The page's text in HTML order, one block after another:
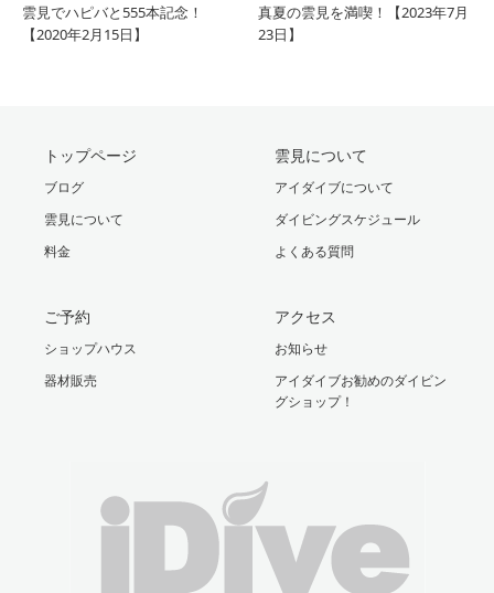
雲見でハピバと555本記念！
【2020年2月15日】
真夏の雲見を満喫！【2023年7月
23日】
トップページ
ブログ
雲見について
料金
雲見について
アイダイブについて
ダイビングスケジュール
よくある質問
ご予約
ショップハウス
器材販売
アクセス
お知らせ
アイダイブお勧めのダイビン
グショップ！